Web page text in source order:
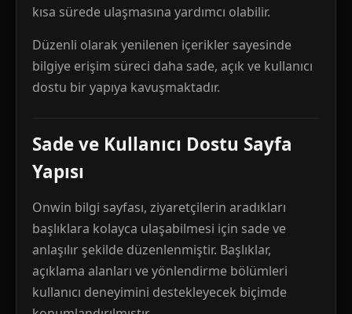
kısa sürede ulaşmasına yardımcı olabilir.
Düzenli olarak yenilenen içerikler sayesinde
bilgiye erişim süreci daha sade, açık ve kullanıcı
dostu bir yapıya kavuşmaktadır.
Sade ve Kullanıcı Dostu Sayfa
Yapısı
Onwin bilgi sayfası, ziyaretçilerin aradıkları
başlıklara kolayca ulaşabilmesi için sade ve
anlaşılır şekilde düzenlenmiştir. Başlıklar,
açıklama alanları ve yönlendirme bölümleri
kullanıcı deneyimini destekleyecek biçimde